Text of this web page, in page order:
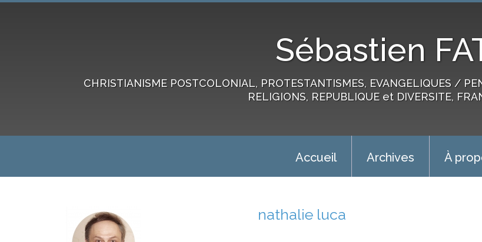
Sébastien
CHRISTIANISME POSTCOLONIAL, PROTESTANTISMES, EVANGELIQUES /
RELIGIONS, REPUBLIQUE et DIVERSITE,
Accueil Archives À
nathalie luca